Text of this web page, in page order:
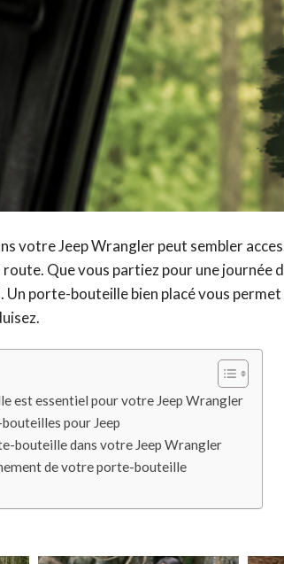
votre Jeep Wrangler peut sembler
Que vous partiez pour une journée
porte-bouteille bien placé vous
est essentiel pour votre Jeep Wrangler
pour Jeep
bouteille dans votre Jeep Wrangler
de votre porte-bouteille